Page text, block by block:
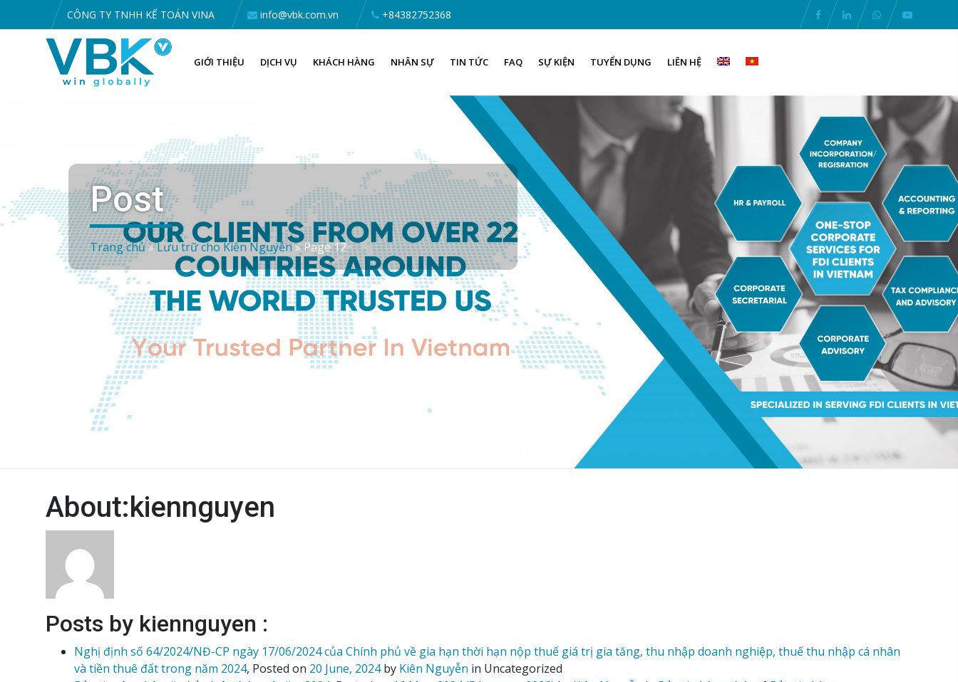
CÔNG TY TNHH KẾ TOÁN VINA info@vbk.com.vn +84382752368
GIỚI THIỆU DỊCH VỤ KHÁCH HÀNG NHÂN SỰ TIN TỨC FAQ SỰ KIỆN TUYỂN DỤNG LIÊN HỆ
Post
Trang chủ»Lưu trữ cho Kiên Nguyễn»Page 12
About:kiennguyen
Posts by kiennguyen :
Nghị định số 64/2024/NĐ-CP ngày 17/06/2024 của Chính phủ về gia hạn thời hạn nộp thuế giá trị gia tăng, thu nhập doanh nghiệp, thuế thu nhập cá nhân
và tiền thuê đất trong năm 2024, Posted on 20 June, 2024by Kiên Nguyễn in Uncategorized